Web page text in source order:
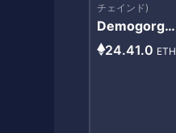
チェインド)
Demogorgo
n
24.41.0 ETH